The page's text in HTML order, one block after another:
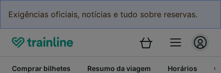
Exigências oficiais, notícias e tudo sobre reservas.
Comprar bilhetes Resumo da viagem Horários